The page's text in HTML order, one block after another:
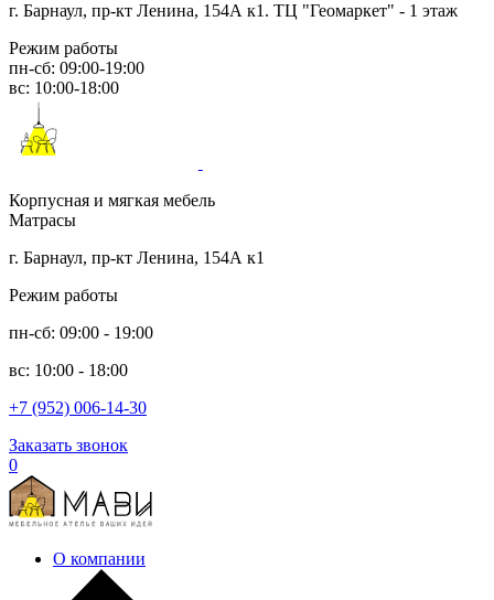
г. Барнаул, пр-кт Ленина, 154А к1. ТЦ "Геомаркет" - 1 этаж
Режим работы
пн-сб: 09:00-19:00
вс: 10:00-18:00
Корпусная и мягкая мебель
Матрасы
г. Барнаул, пр-кт Ленина, 154А к1
Режим работы
пн-сб: 09:00 - 19:00
вс: 10:00 - 18:00
+7 (952) 006-14-30
Заказать звонок
0
О компании